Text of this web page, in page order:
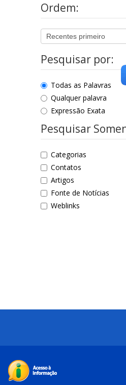
Ordem:
Pesquisar por:
Todas as Palavras
Qualquer palavra
Expressão Exata
Pesquisar
Categorias
Contatos
Artigos
Fonte de Notícias
Weblinks